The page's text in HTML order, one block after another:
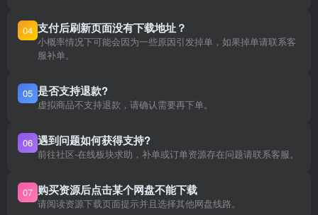
04 支付后刷新页面没有下载地址？
小概率情况下可能会因为一些原因引发掉单，如果掉单请联系客
服补单。
05 是否支持退款?
虚拟商品不支持退款，请确认需要再下单。
06 遇到问题如何获得支持?
前往社区-在线板块求助，补单或订单资源存在问题请联系客服。
07 购买资源后点击某个网盘不能下载
请阅读资源下载页面提示并且选择其他网盘线路。